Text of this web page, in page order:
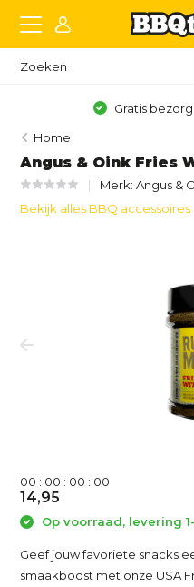
Gratis
Home
Angus & Oink Fries
Merk:Angus &
Bekijk alles BBQ accessoires
00 : 00 : 00 : 00
14,95
Op voorraad, levering
Geef jouw favoriete snacks
smaakboost met onze USA